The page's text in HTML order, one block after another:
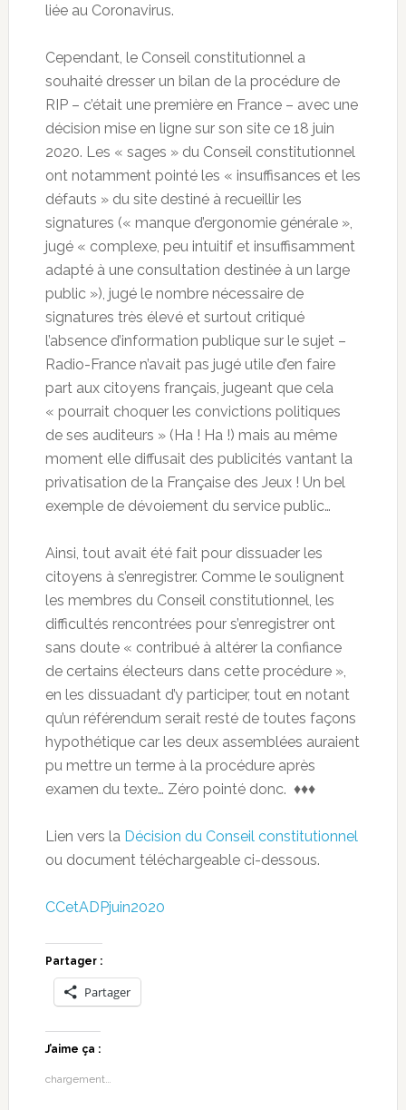
liée au Coronavirus.
Cependant, le Conseil constitutionnel a
souhaité dresser un bilan de la procédure de
RIP – c’était une première en France – avec une
décision mise en ligne sur son site ce 18 juin
2020. Les « sages » du Conseil constitutionnel
ont notamment pointé les « insuffisances et les
défauts » du site destiné à recueillir les
signatures (« manque d’ergonomie générale »,
jugé « complexe, peu intuitif et insuffisamment
adapté à une consultation destinée à un large
public »), jugé le nombre nécessaire de
signatures très élevé et surtout critiqué
l’absence d’information publique sur le sujet –
Radio-France n’avait pas jugé utile d’en faire
part aux citoyens français, jugeant que cela
« pourrait choquer les convictions politiques
de ses auditeurs » (Ha ! Ha !) mais au même
moment elle diffusait des publicités vantant la
privatisation de la Française des Jeux ! Un bel
exemple de dévoiement du service public…
Ainsi, tout avait été fait pour dissuader les
citoyens à s’enregistrer. Comme le soulignent
les membres du Conseil constitutionnel, les
difficultés rencontrées pour s’enregistrer ont
sans doute « contribué à altérer la confiance
de certains électeurs dans cette procédure »,
en les dissuadant d’y participer, tout en notant
qu’un référendum serait resté de toutes façons
hypothétique car les deux assemblées auraient
pu mettre un terme à la procédure après
examen du texte… Zéro pointé donc. ♦♦♦
Lien vers la Décision du Conseil constitutionnel
ou document téléchargeable ci-dessous.
CCetADPjuin2020
Partager :
Partager
J’aime ça :
chargement…